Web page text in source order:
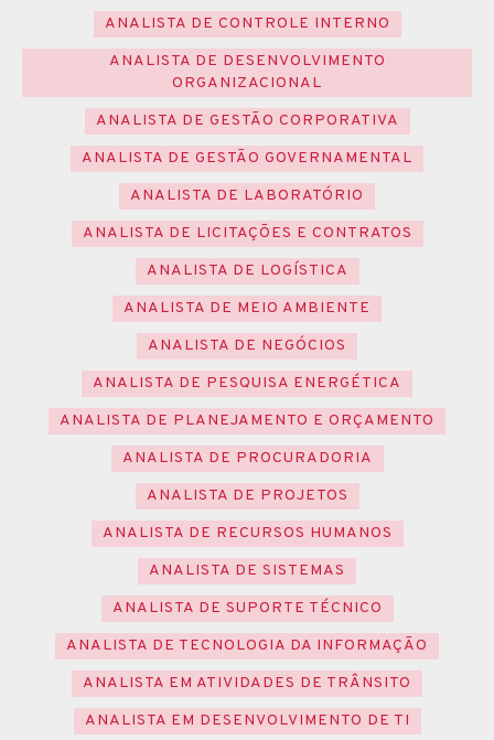
ANALISTA DE CONTROLE INTERNO
ANALISTA DE DESENVOLVIMENTO
ORGANIZACIONAL
ANALISTA DE GESTÃO CORPORATIVA
ANALISTA DE GESTÃO GOVERNAMENTAL
ANALISTA DE LABORATÓRIO
ANALISTA DE LICITAÇÕES E CONTRATOS
ANALISTA DE LOGÍSTICA
ANALISTA DE MEIO AMBIENTE
ANALISTA DE NEGÓCIOS
ANALISTA DE PESQUISA ENERGÉTICA
ANALISTA DE PLANEJAMENTO E ORÇAMENTO
ANALISTA DE PROCURADORIA
ANALISTA DE PROJETOS
ANALISTA DE RECURSOS HUMANOS
ANALISTA DE SISTEMAS
ANALISTA DE SUPORTE TÉCNICO
ANALISTA DE TECNOLOGIA DA INFORMAÇÃO
ANALISTA EM ATIVIDADES DE TRÂNSITO
ANALISTA EM DESENVOLVIMENTO DE TI